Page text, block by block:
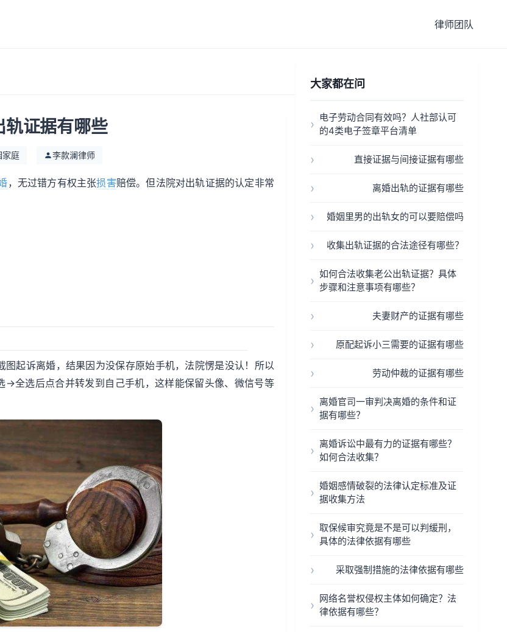
律师团队
轨证据有哪些
家庭 李款澜律师
，无过错方有权主张损害赔偿。但法院对出轨证据的认定非常
起诉离婚，结果因为没保存原始手机，法院愣是没认！所以
全选后点合并转发到自己手机，这样能保留头像、微信号等
大家都在问
电子劳动合同有效吗？人社部认可
的4类电子签章平台清单
直接证据与间接证据有哪些
离婚出轨的证据有哪些
婚姻里男的出轨女的可以要赔偿吗
收集出轨证据的合法途径有哪些？
如何合法收集老公出轨证据？具体
步骤和注意事项有哪些？
夫妻财产的证据有哪些
原配起诉小三需要的证据有哪些
劳动仲裁的证据有哪些
离婚官司一审判决离婚的条件和证
据有哪些？
离婚诉讼中最有力的证据有哪些？
如何合法收集？
婚姻感情破裂的法律认定标准及证
据收集方法
取保候审究竟是不是可以判缓刑，
具体的法律依据有哪些
采取强制措施的法律依据有哪些
网络名誉权侵权主体如何确定？法
律依据有哪些？